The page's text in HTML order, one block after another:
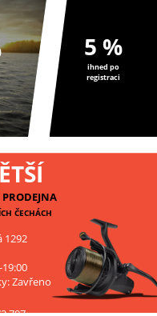
5 %
ihned po
registraci
ČECHÁCH
1292
Zavřeno